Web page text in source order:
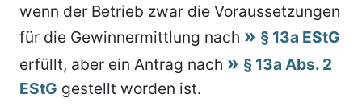
wenn der Betrieb zwar die Voraussetzungen
für die Gewinnermittlung nach
§ 13a EStG
erfüllt, aber ein Antrag nach
§ 13a Abs. 2
EStG gestellt worden ist.